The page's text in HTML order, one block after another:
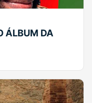
ÁLBUM DA